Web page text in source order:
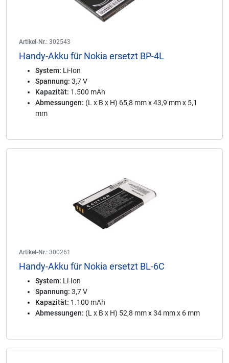
Artikel-Nr.: 302543
Handy-Akku für Nokia ersetzt BP-4L
System: Li-Ion
Spannung: 3,7 V
Kapazität: 1.500 mAh
Abmessungen: (L x B x H) 65,8 mm x 43,9 mm x 5,1
mm
Artikel-Nr.: 300261
Handy-Akku für Nokia ersetzt BL-6C
System: Li-Ion
Spannung: 3,7 V
Kapazität: 1.100 mAh
Abmessungen: (L x B x H) 52,8 mm x 34 mm x 6 mm